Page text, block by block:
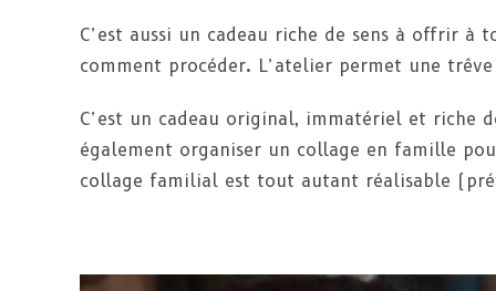
C’est aussi un cadeau riche de sens à offrir
comment procéder. L’atelier permet une
C’est un cadeau original, immatériel et riche
également organiser un collage en famille
collage familial est tout autant réalisable